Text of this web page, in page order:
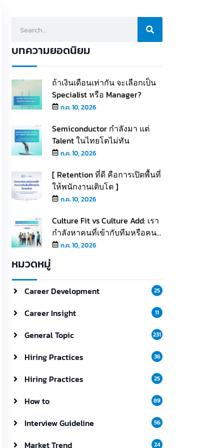
บทความยอดนิยม
ถ้าเงินเดือนเท่ากัน จะเลือกเป็น
Specialist หรือ Manager?
ก.ค. 10, 2026
Semiconductor กำลังมา แต่
Talent ในไทยโตไม่ทัน
ก.ค. 10, 2026
[ Retention ที่ดี คือการเปิดพื้นที่
ให้พนักงานเติบโต ]
ก.ค. 10, 2026
Culture Fit vs Culture Add: เรา
กำลังหาคนที่เข้ากับทีมหรือคนที่
เติมเต็มให้ทีม
ก.ค. 10, 2026
หมวดหมู่
Career Development 25
Career Insight 11
General Topic 231
Hiring Practices 36
Hiring Practices 25
How to 89
Interview Guideline 56
Market Trend 24